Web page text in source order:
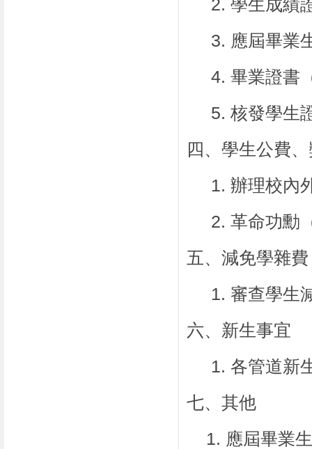
2. 學生成績
3. 應屆畢業
4. 畢業證書
5. 核發學生
四、學生公費
1. 辦理校內
2. 革命功勳
五、減免學雜費
1. 審查學生
六、新生事宜
1. 各管道新
七、其他
1. 應屆畢業